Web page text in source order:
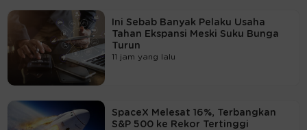
Ini Sebab Banyak Pelaku Usaha
Tahan Ekspansi Meski Suku Bunga
Turun
11 jam yang lalu
SpaceX Melesat 16%, Terbangkan
S&P 500 ke Rekor Tertinggi